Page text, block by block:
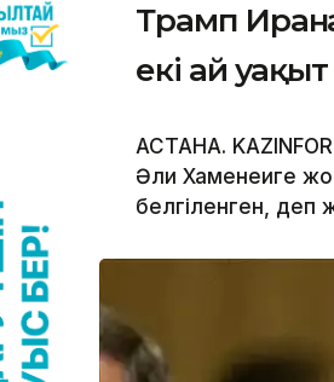
Трамп
екі ай
АСТАНА.
Әли Хаменеиге
белгіленген, деп